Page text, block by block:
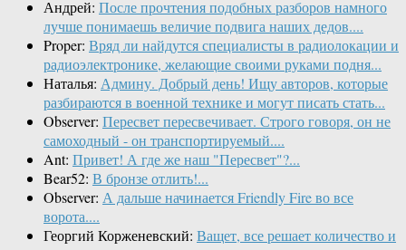
Андрей: После прочтения подобных разборов намного
лучше понимаешь величие подвига наших дедов....
Proper: Вряд ли найдутся специалисты в радиолокации и
радиоэлектронике, желающие своими руками подня...
Наталья: Админу. Добрый день! Ищу авторов, которые
разбираются в военной технике и могут писать стать...
Observer: Пересвет пересвечивает. Строго говоря, он не
самоходный - он транспортируемый....
Ant: Привет! А где же наш "Пересвет"?...
Bear52: В бронзе отлить!...
Observer: А дальше начинается Friendly Fire во все
ворота....
Георгий Корженевский: Ващет, все решает количество и